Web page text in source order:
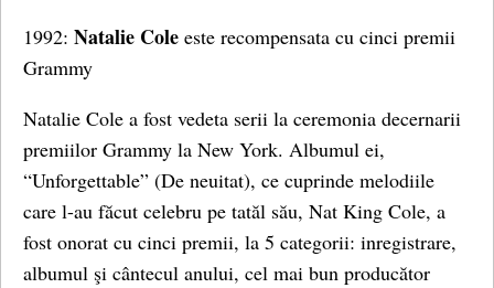
1992: Natalie Cole este recompensata cu cinci premii
Grammy
Natalie Cole a fost vedeta serii la ceremonia decernarii
premiilor Grammy la New York. Albumul ei,
“Unforgettable” (De neuitat), ce cuprinde melodiile
care l-au făcut celebru pe tatăl său, Nat King Cole, a
fost onorat cu cinci premii, la 5 categorii: inregistrare,
albumul şi cântecul anului, cel mai bun producător